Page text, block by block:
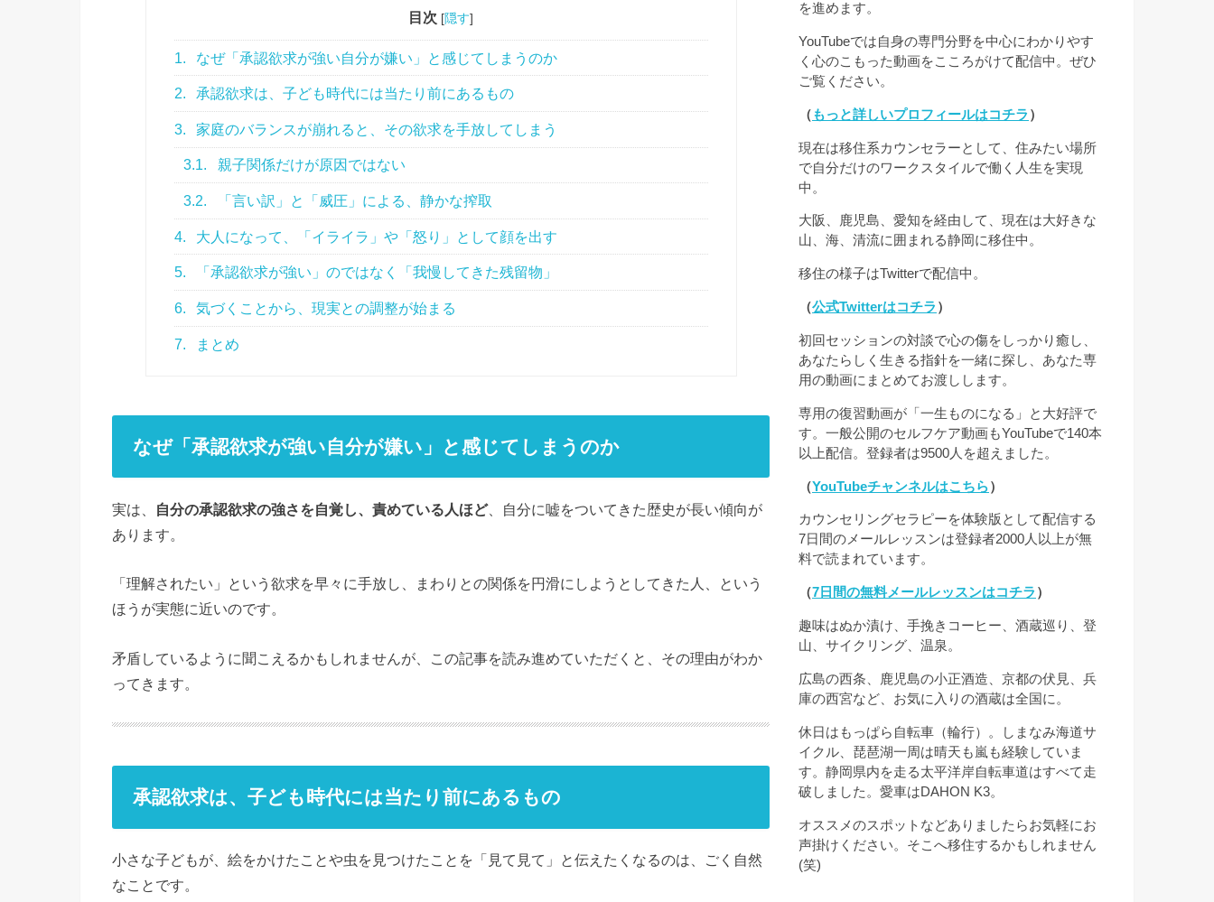
目次 [隠す]
1. なぜ「承認欲求が強い自分が嫌い」と感じてしまうのか
2. 承認欲求は、子ども時代には当たり前にあるもの
3. 家庭のバランスが崩れると、その欲求を手放してしまう
3.1. 親子関係だけが原因ではない
3.2. 「言い訳」と「威圧」による、静かな搾取
4. 大人になって、「イライラ」や「怒り」として顔を出す
5. 「承認欲求が強い」のではなく「我慢してきた残留物」
6. 気づくことから、現実との調整が始まる
7. まとめ
なぜ「承認欲求が強い自分が嫌い」と感じてしまうのか
実は、 自分の承認欲求の強さを自覚し、責めている人ほど、自分に嘘をついてきた歴史が長い傾向が
あります。
「理解されたい」という欲求を早々に手放し、まわりとの関係を円滑にしようとしてきた人、という
ほうが実態に近いのです。
矛盾しているように聞こえるかもしれませんが、この記事を読み進めていただくと、その理由がわか
ってきます。
承認欲求は、子ども時代には当たり前にあるもの
小さな子どもが、絵をかけたことや虫を見つけたことを「見て見て」と伝えたくなるのは、ごく自然
なことです。
を進めます。
YouTubeでは自身の専門分野を中心にわかりやす
く心のこもった動画をこころがけて配信中。ぜひ
ご覧ください。
（もっと詳しいプロフィールはコチラ ）
現在は移住系カウンセラーとして、住みたい場所
で自分だけのワークスタイルで働く人生を実現
中。
大阪、鹿児島、愛知を経由して、現在は大好きな
山、海、清流に囲まれる静岡に移住中。
移住の様子はTwitterで配信中。
（公式Twitterはコチラ ）
初回セッションの対談で心の傷をしっかり癒し、
あなたらしく生きる指針を一緒に探し、あなた専
用の動画にまとめてお渡しします。
専用の復習動画が「一生ものになる」と大好評で
す。一般公開のセルフケア動画もYouTubeで140本
以上配信。登録者は9500人を超えました。
（YouTubeチャンネルはこちら）
カウンセリングセラピーを体験版として配信する
7日間のメールレッスンは登録者2000人以上が無
料で読まれています。
（7日間の無料メールレッスンはコチラ ）
趣味はぬか漬け、手挽きコーヒー、酒蔵巡り、登
山、サイクリング、温泉。
広島の西条、鹿児島の小正酒造、京都の伏見、兵
庫の西宮など、お気に入りの酒蔵は全国に。
休日はもっぱら自転車（輪行）。しまなみ海道サ
イクル、琵琶湖一周は晴天も嵐も経験していま
す。静岡県内を走る太平洋岸自転車道はすべて走
破しました。愛車はDAHON K3。
オススメのスポットなどありましたらお気軽にお
声掛けください。そこへ移住するかもしれません
(笑)